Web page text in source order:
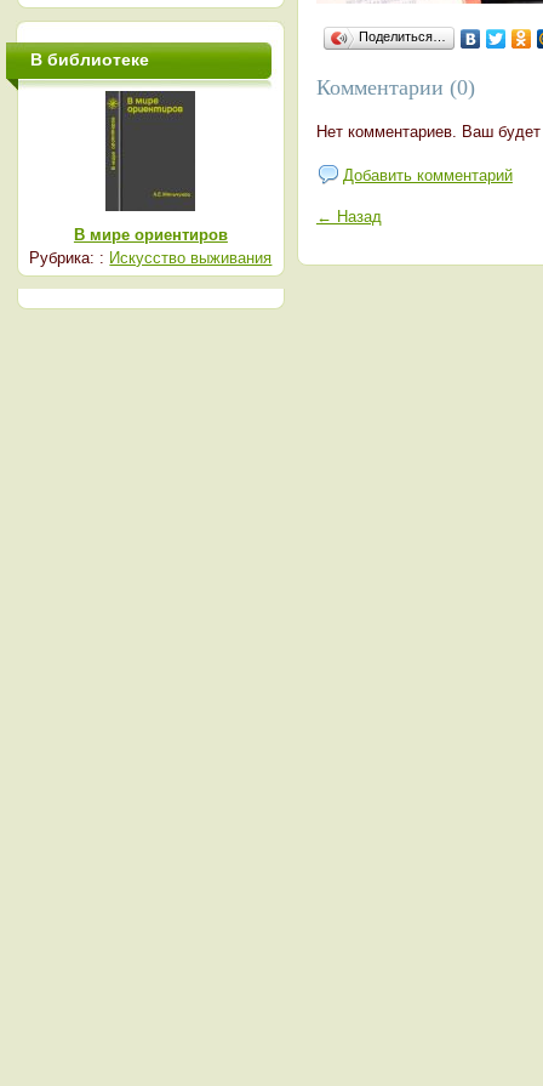
Поделиться…
Комментарии (0)
Нет комментариев. Ваш
Добавить комментарий
← Назад
В библиотеке
В мире ориентиров
Рубрика: : Искусство выживания